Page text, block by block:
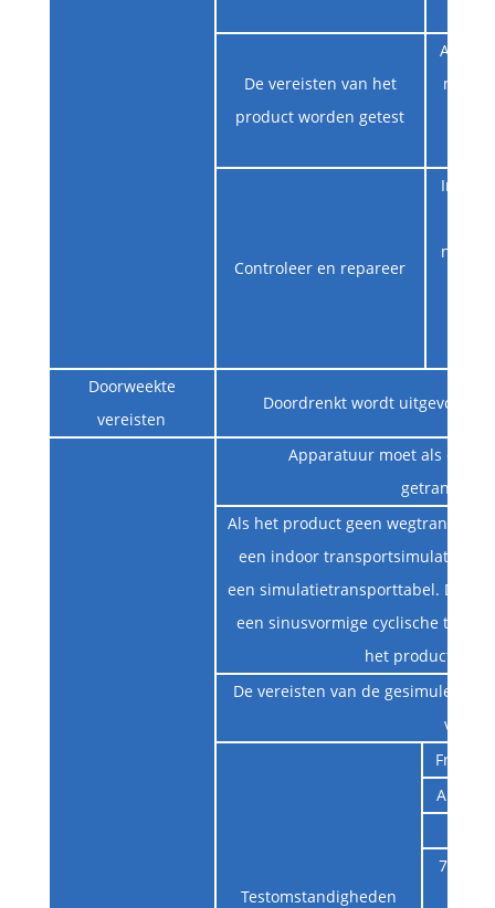
De vereisten van het
product worden getest
met
Controleer en repareer
In de
Doorweekte
vereisten
Doordrenkt wordt uitgevoerd
Apparatuur moet als een
Als het product geen
een indoor
een simulatietransporttabel. Deze
een sinusvormige cyclische
het product te
De vereisten van de
volgt
Testomstandigheden
7Hz ~